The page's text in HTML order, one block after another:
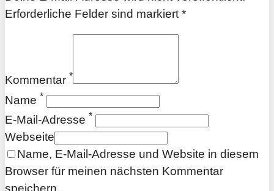
Erforderliche Felder sind markiert *
Kommentar *
Name *
E-Mail-Adresse *
Webseite
Name, E-Mail-Adresse und Website in diesem
Browser für meinen nächsten Kommentar
speichern.